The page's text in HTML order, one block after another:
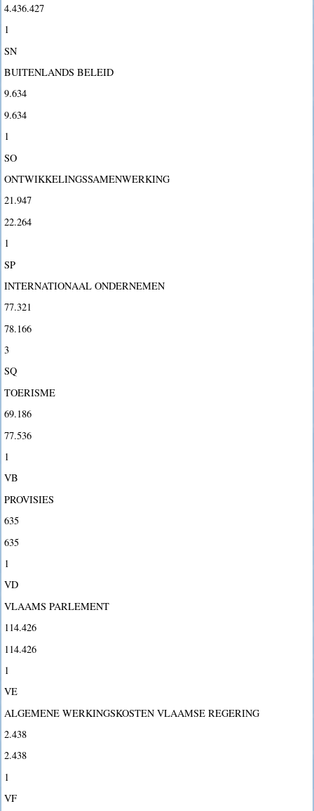
4.436.427
1
SN
BUITENLANDS BELEID
9.634
9.634
1
SO
ONTWIKKELINGSSAMENWERKING
21.947
22.264
1
SP
INTERNATIONAAL ONDERNEMEN
77.321
78.166
3
SQ
TOERISME
69.186
77.536
1
VB
PROVISIES
635
635
1
VD
VLAAMS PARLEMENT
114.426
114.426
1
VE
ALGEMENE WERKINGSKOSTEN VLAAMSE REGERING
2.438
2.438
1
VF